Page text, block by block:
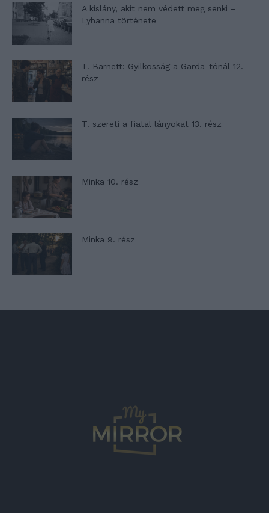
A kislány, akit nem védett meg senki –
Lyhanna története
T. Barnett: Gyilkosság a Garda-tónál 12.
rész
T. szereti a fiatal lányokat 13. rész
Minka 10. rész
Minka 9. rész